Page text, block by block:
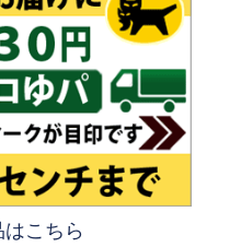
こちら